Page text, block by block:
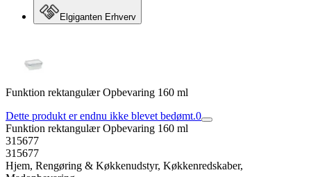
Elgiganten Erhverv
Funktion rektangulær Opbevaring 160 ml
Dette produkt er endnu ikke blevet bedømt.0
Funktion rektangulær Opbevaring 160 ml
315677
315677
Hjem, Rengøring & Køkkenudstyr, Køkkenredskaber,